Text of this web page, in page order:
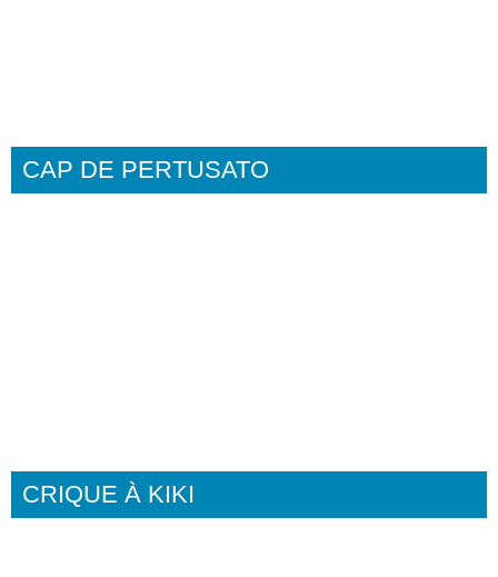
CAP DE PERTUSATO
CRIQUE À KIKI